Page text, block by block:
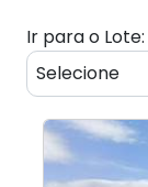
Ir para o Lote: